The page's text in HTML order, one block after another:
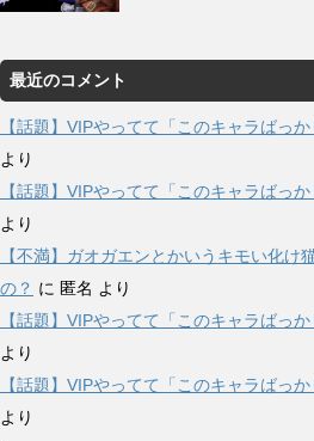
最近のコメント
【話題】VIPやってて「このキャラばっ
より
【話題】VIPやってて「このキャラばっ
より
【不満】ガオガエンとかいうキモい化け
の？ に 匿名 より
【話題】VIPやってて「このキャラばっ
より
【話題】VIPやってて「このキャラばっ
より